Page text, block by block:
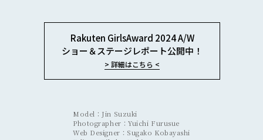
Rakuten GirlsAward 2024 A/W
ショー＆ステージレポート公開中！
> 詳細はこちら <
Model：Jin Suzuki
Photographer：Yuichi Furusue
Web Designer：Sugako Kobayashi